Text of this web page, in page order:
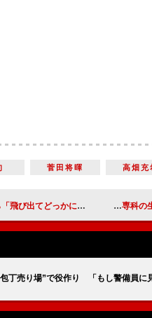
菅田将暉 高畑充
倣える人が近くにいるのはうらやましい」
丁売り場”で役作り 「もし警備員に